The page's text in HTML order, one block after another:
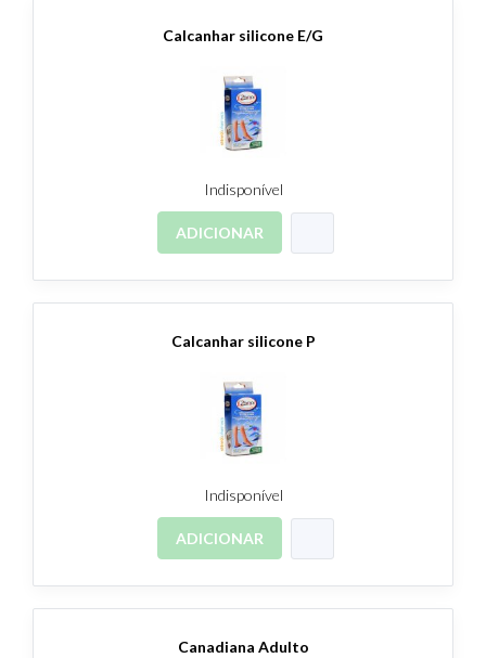
Calcanhar silicone E/G
Indisponível
ADICIONAR
Calcanhar silicone P
Indisponível
ADICIONAR
Canadiana Adulto